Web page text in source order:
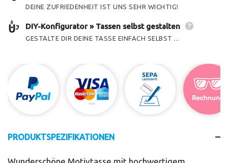
DEINE ZUFRIEDENHEIT IST UNS SEHR WICHTIG!
DIY-Konfigurator » Tassen selbst gestalten
GESTALTE DIR DEINE TASSE EINFACH SELBST ...
PRODUKTSPEZIFIKATIONEN